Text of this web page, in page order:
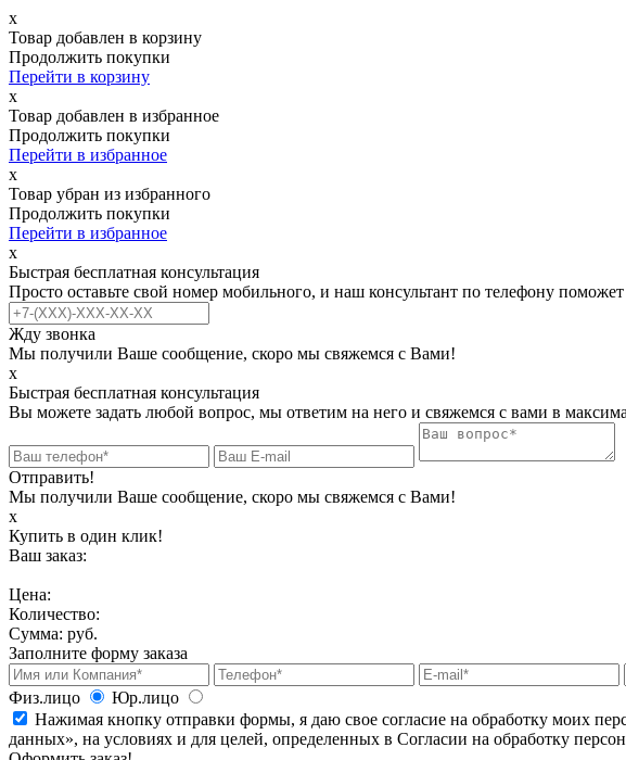
х
Товар добавлен в корзину
Продолжить покупки
Перейти в корзину
х
Товар добавлен в избранное
Продолжить покупки
Перейти в избранное
х
Товар убран из избранного
Продолжить покупки
Перейти в избранное
х
Быстрая бесплатная консультация
Просто оставьте свой номер мобильного, и наш консультант по телефону
Жду звонка
Мы получили Ваше сообщение, скоро мы свяжемся с Вами!
х
Быстрая бесплатная консультация
Вы можете задать любой вопрос, мы ответим на него и свяжемся с вами в
Отправить!
Мы получили Ваше сообщение, скоро мы свяжемся с Вами!
х
Купить в один клик!
Ваш заказ:
Цена:
Количество:
Сумма: руб.
Заполните форму заказа
Физ.лицо
Юр.лицо
Нажимая кнопку отправки формы, я даю свое согласие на обработку моих
данных», на условиях и для целей, определенных в Согласии на обработку